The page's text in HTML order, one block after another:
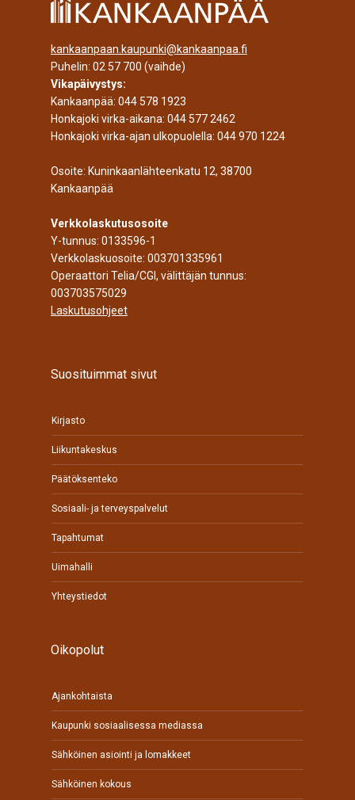
kankaanpaan.kaupunki@kankaanpaa.fi
Puhelin: 02 57 700 (vaihde)
Vikapäivystys:
Kankaanpää: 044 578 1923
Honkajoki virka-aikana: 044 577 2462
Honkajoki virka-ajan ulkopuolella: 044 970 1224
Osoite: Kuninkaanlähteenkatu 12, 38700
Kankaanpää
Verkkolaskutusosoite
Y-tunnus: 0133596-1
Verkkolaskuosoite: 003701335961
Operaattori Telia/CGI, välittäjän tunnus:
003703575029
Laskutusohjeet
Suosituimmat sivut
Kirjasto
Liikuntakeskus
Päätöksenteko
Sosiaali- ja terveyspalvelut
Tapahtumat
Uimahalli
Yhteystiedot
Oikopolut
Ajankohtaista
Kaupunki sosiaalisessa mediassa
Sähköinen asiointi ja lomakkeet
Sähköinen kokous